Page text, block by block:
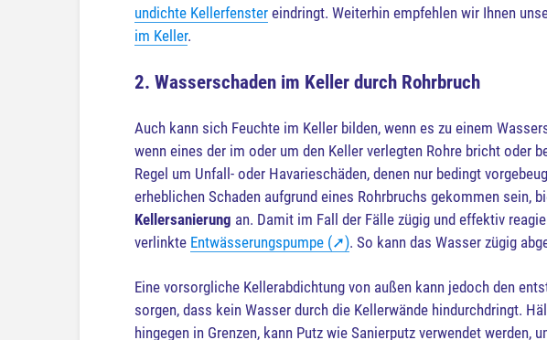
undichte Kellerfenster eindringt. Weiterhin empfehlen wir Ihnen
im Keller.
2. Wasserschaden im Keller durch Rohrbruch
Auch kann sich Feuchte im Keller bilden, wenn es zu einem
wenn eines der im oder um den Keller verlegten Rohre bricht oder
Regel um Unfall- oder Havarieschäden, denen nur bedingt
erheblichen Schaden aufgrund eines Rohrbruchs gekommen sein,
Kellersanierung an. Damit im Fall der Fälle zügig und effektiv
verlinkte Entwässerungspumpe (➚). So kann das Wasser zügig
Eine vorsorgliche Kellerabdichtung von außen kann jedoch den
sorgen, dass kein Wasser durch die Kellerwände hindurchdringt.
hingegen in Grenzen, kann Putz wie Sanierputz verwendet werden,